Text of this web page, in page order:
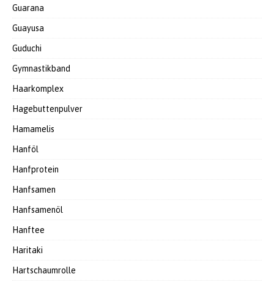
Guarana
Guayusa
Guduchi
Gymnastikband
Haarkomplex
Hagebuttenpulver
Hamamelis
Hanföl
Hanfprotein
Hanfsamen
Hanfsamenöl
Hanftee
Haritaki
Hartschaumrolle